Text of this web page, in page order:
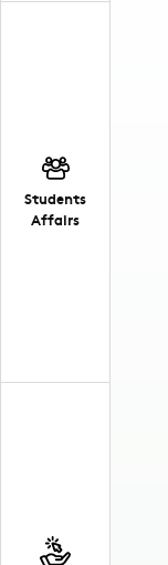
Students
Affairs